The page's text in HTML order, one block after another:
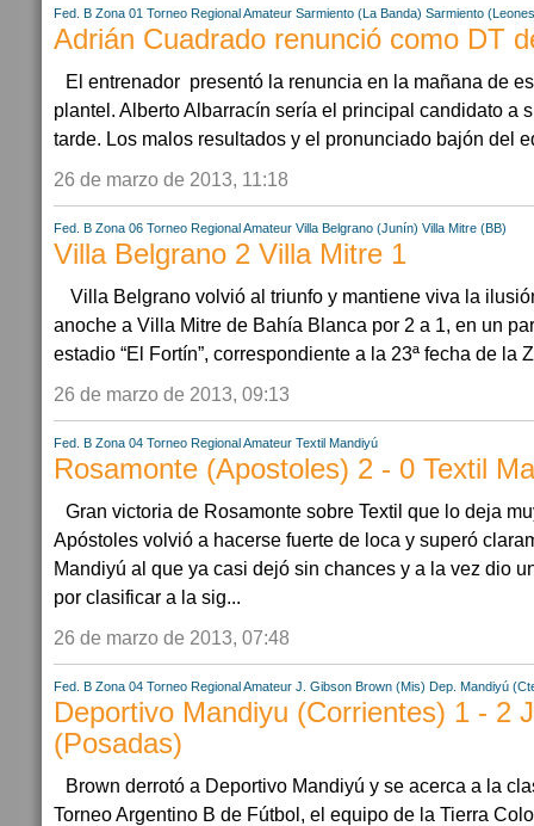
Fed. B Zona 01 Torneo Regional Amateur Sarmiento (La Banda) Sarmiento
Adrián Cuadrado renunció como DT
El entrenador presentó la renuncia en la mañana de
plantel. Alberto Albarracín sería el principal candidato a
tarde. Los malos resultados y el pronunciado bajón del
26 de marzo de 2013, 11:18
Fed. B Zona 06 Torneo Regional Amateur Villa Belgrano (Junín) Villa Mitre (BB)
Villa Belgrano 2 Villa Mitre 1
Villa Belgrano volvió al triunfo y mantiene viva la
anoche a Villa Mitre de Bahía Blanca por 2 a 1, en un
estadio “El Fortín”, correspondiente a la 23ª fecha de la
26 de marzo de 2013, 09:13
Fed. B Zona 04 Torneo Regional Amateur Textil Mandiyú
Rosamonte (Apostoles) 2 - 0 Textil
Gran victoria de Rosamonte sobre Textil que lo deja
Apóstoles volvió a hacerse fuerte de loca y superó
Mandiyú al que ya casi dejó sin chances y a la vez dio
por clasificar a la sig...
26 de marzo de 2013, 07:48
Fed. B Zona 04 Torneo Regional Amateur J. Gibson Brown (Mis) Dep. Mandiyú
Deportivo Mandiyu (Corrientes) 1 - 2
(Posadas)
Brown derrotó a Deportivo Mandiyú y se acerca a la
Torneo Argentino B de Fútbol, el equipo de la Tierra